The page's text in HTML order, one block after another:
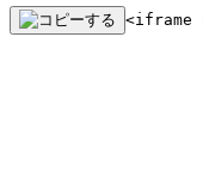
<iframe